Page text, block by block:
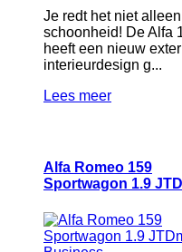
Je redt het niet
schoonheid! De Alfa
heeft een nieuw
interieurdesign g...
Lees meer
Alfa Romeo 159
Sportwagon 1.9